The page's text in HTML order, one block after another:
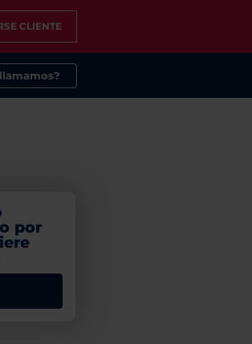
CLIENTE
por